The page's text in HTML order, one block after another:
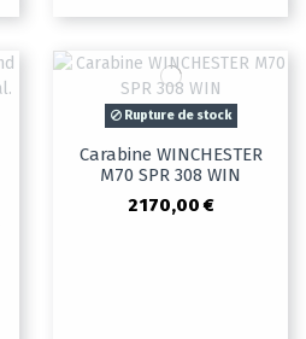
Rupture de stock
Carabine WINCHESTER
M70 SPR 308 WIN
2 170,00 €